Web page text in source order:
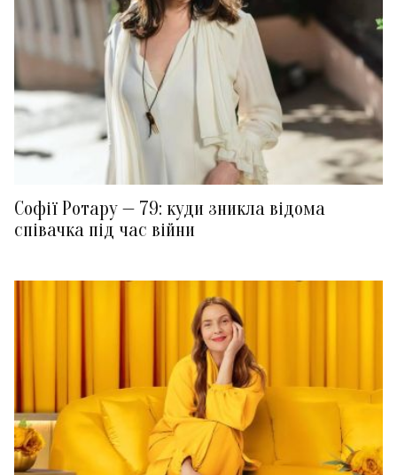
Софії Ротару — 79: куди зникла відома
співачка під час війни